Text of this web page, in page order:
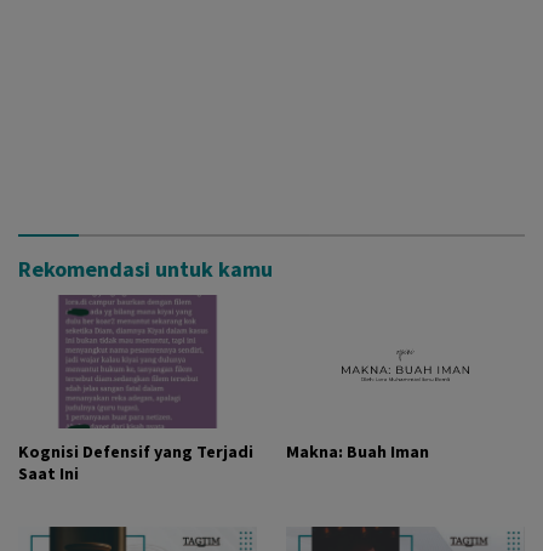
Rekomendasi untuk kamu
Kognisi Defensif yang Terjadi
Saat Ini
Makna: Buah Iman